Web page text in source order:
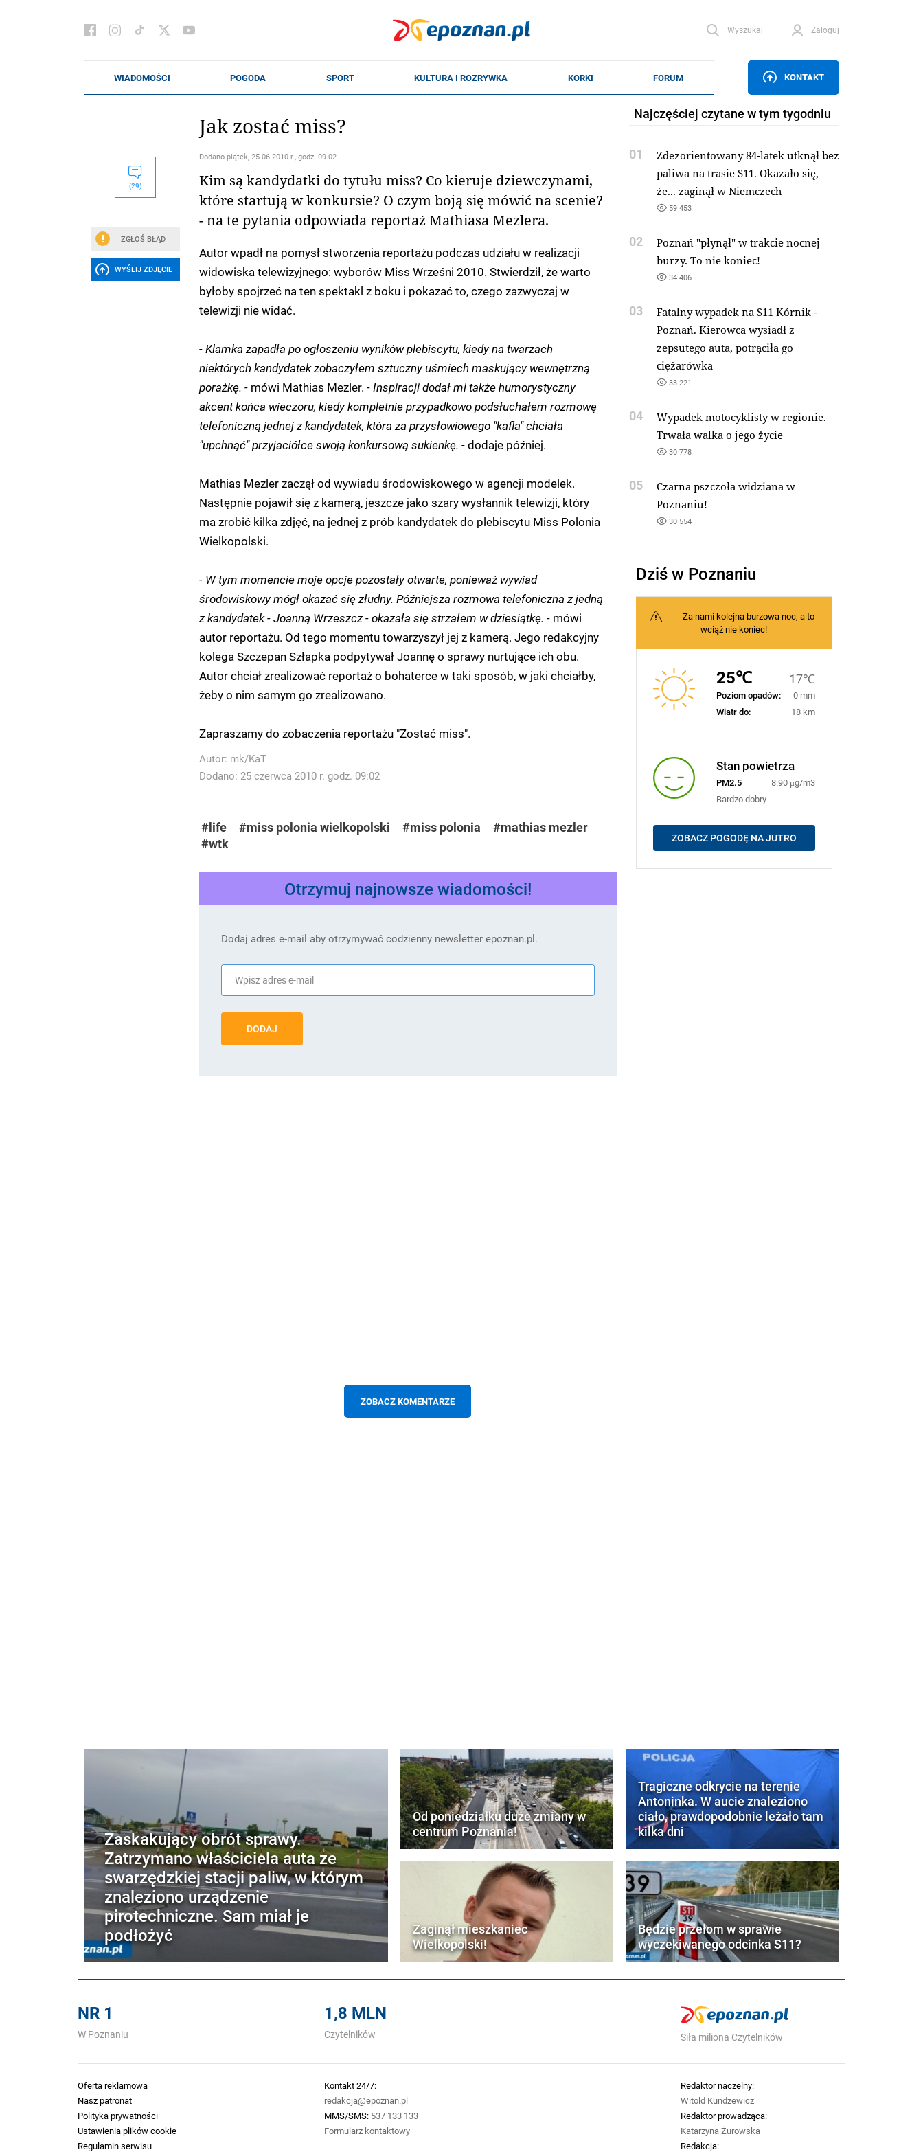
Wyszukaj Zaloguj
KONTAKT
(29)
ZGŁOŚ BŁĄD
WYŚLIJ ZDJĘCIE
Jak zostać miss?
Dodano piątek, 25.06.2010 r., godz. 09.02
Kim są kandydatki do tytułu miss? Co kieruje dziewczynami,
które startują w konkursie? O czym boją się mówić na scenie?
- na te pytania odpowiada reportaż Mathiasa Mezlera.
Autor wpadł na pomysł stworzenia reportażu podczas udziału w realizacji
widowiska telewizyjnego: wyborów Miss Wrześni 2010. Stwierdził, że warto
byłoby spojrzeć na ten spektakl z boku i pokazać to, czego zazwyczaj w
telewizji nie widać.
- Klamka zapadła po ogłoszeniu wyników plebiscytu, kiedy na twarzach
niektórych kandydatek zobaczyłem sztuczny uśmiech maskujący wewnętrzną
porażkę. -mówi Mathias Mezler. - Inspiracji dodał mi także humorystyczny
akcent końca wieczoru, kiedy kompletnie przypadkowo podsłuchałem rozmowę
telefoniczną jednej z kandydatek, która za przysłowiowego "kafla" chciała
"upchnąć" przyjaciółce swoją konkursową sukienkę. -dodaje później.
Mathias Mezler zaczął od wywiadu środowiskowego w agencji modelek.
Następnie pojawił się z kamerą, jeszcze jako szary wysłannik telewizji, który
ma zrobić kilka zdjęć, na jednej z prób kandydatek do plebiscytu Miss Polonia
Wielkopolski.
- W tym momencie moje opcje pozostały otwarte, ponieważ wywiad
środowiskowy mógł okazać się złudny. Późniejsza rozmowa telefoniczna z jedną
z kandydatek - Joanną Wrzeszcz - okazała się strzałem w dziesiątkę. -mówi
autor reportażu. Od tego momentu towarzyszył jej z kamerą. Jego redakcyjny
kolega Szczepan Szłapka podpytywał Joannę o sprawy nurtujące ich obu.
Autor chciał zrealizować reportaż o bohaterce w taki sposób, w jaki chciałby,
żeby o nim samym go zrealizowano.
Zapraszamy do zobaczenia reportażu "Zostać miss".
Autor: mk/KaT
Dodano: 25 czerwca 2010 r. godz. 09:02
#life #miss polonia wielkopolski #miss polonia
#mathias mezler
#wtk
Otrzymuj najnowsze wiadomości!
Dodaj adres e-mail aby otrzymywać codzienny newsletter epoznan.pl.
DODAJ
ZOBACZ KOMENTARZE
Najczęściej czytane w tym tygodniu
01
Zdezorientowany 84-latek utknął bez
paliwa na trasie S11. Okazało się,
że... zaginął w Niemczech
59 453
02
Poznań "płynął" w trakcie nocnej
burzy. To nie koniec!
34 406
03
Fatalny wypadek na S11 Kórnik -
Poznań. Kierowca wysiadł z
zepsutego auta, potrąciła go
ciężarówka
33 221
04
Wypadek motocyklisty w regionie.
Trwała walka o jego życie
30 778
05
Czarna pszczoła widziana w
Poznaniu!
30 554
Dziś w Poznaniu
Za nami kolejna burzowa noc, a to
wciąż nie koniec!
25℃ 17℃
Poziom opadów:
0 mm
Wiatr do:
18 km
Stan powietrza
PM2.5
8.90 μg/m3
Bardzo dobry
ZOBACZ POGODĘ NA JUTRO
Zaskakujący obrót sprawy.
Zatrzymano właściciela auta ze
swarzędzkiej stacji paliw, w którym
znaleziono urządzenie
pirotechniczne. Sam miał je
podłożyć
Od poniedziałku duże zmiany w
centrum Poznania!
Zaginął mieszkaniec
Wielkopolski!
Tragiczne odkrycie na terenie
Antoninka. W aucie znaleziono
ciało, prawdopodobnie leżało tam
kilka dni
Będzie przełom w sprawie
wyczekiwanego odcinka S11?
NR 1
W Poznaniu
1,8 MLN
Czytelników Siła miliona Czytelników
Oferta reklamowa
Nasz patronat
Polityka prywatności
Ustawienia plików cookie
Regulamin serwisu
Kontakt 24/7:
redakcja@epoznan.pl
MMS/SMS: 537 133 133
Formularz kontaktowy
Redaktor naczelny:
Witold Kundzewicz
Redaktor prowadząca:
Katarzyna Żurowska
Redakcja: